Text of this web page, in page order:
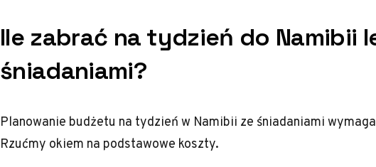
Ile zabrać na tydzień do Namibii
śniadaniami?
Planowanie budżetu na tydzień w Namibii ze śniadaniami
Rzućmy okiem na podstawowe koszty.